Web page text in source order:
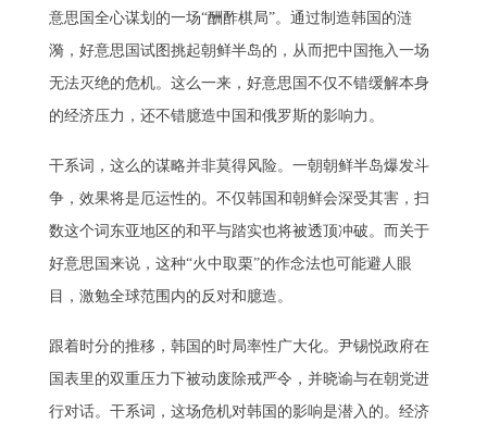
意思国全心谋划的一场“酬酢棋局”。通过制造韩国的涟
漪，好意思国试图挑起朝鲜半岛的，从而把中国拖入一场
无法灭绝的危机。这么一来，好意思国不仅不错缓解本身
的经济压力，还不错臆造中国和俄罗斯的影响力。
干系词，这么的谋略并非莫得风险。一朝朝鲜半岛爆发斗
争，效果将是厄运性的。不仅韩国和朝鲜会深受其害，扫
数这个词东亚地区的和平与踏实也将被透顶冲破。而关于
好意思国来说，这种“火中取栗”的作念法也可能避人眼
目，激勉全球范围内的反对和臆造。
跟着时分的推移，韩国的时局率性广大化。尹锡悦政府在
国表里的双重压力下被动废除戒严令，并晓谕与在朝党进
行对话。干系词，这场危机对韩国的影响是潜入的。经济